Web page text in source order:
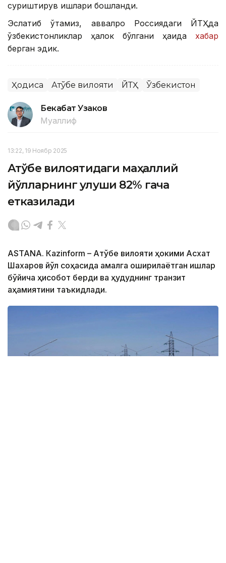
суриштирув ишлари бошланди.
Эслатиб ўтамиз, аввалроқ Россиядаги ЙТҲда
ўзбекистонликлар ҳалок бўлгани ҳақида хабар
берган эдик.
Ҳодиса Ақтўбе вилояти ЙТҲ Ўзбекистон
Бекабат Узаков
Муаллиф
13:22, 19 Ноябр 2025
Ақтўбе вилоятидаги маҳаллий
йўлларнинг улуши 82% гача
етказилади
ASTANА. Кazinform – Ақтўбе вилояти ҳокими Асхат
Шахаров йўл соҳасида амалга оширилаётган ишлар
бўйича ҳисобот берди ва ҳудуднинг транзит
аҳамиятини таъкидлади.